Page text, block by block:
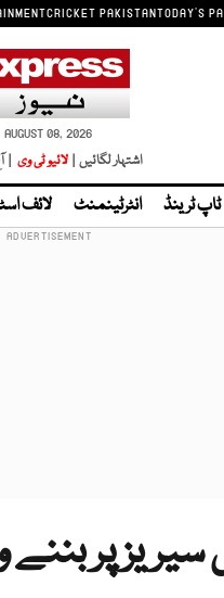
CRICKET PAKISTANTODAY'S
AUGUST 08, 2026
اشتہار لگائیں | لائیو ٹی وی |
ٹاپ ٹرینڈ انٹرٹینمنٹ لائف
پر بننے